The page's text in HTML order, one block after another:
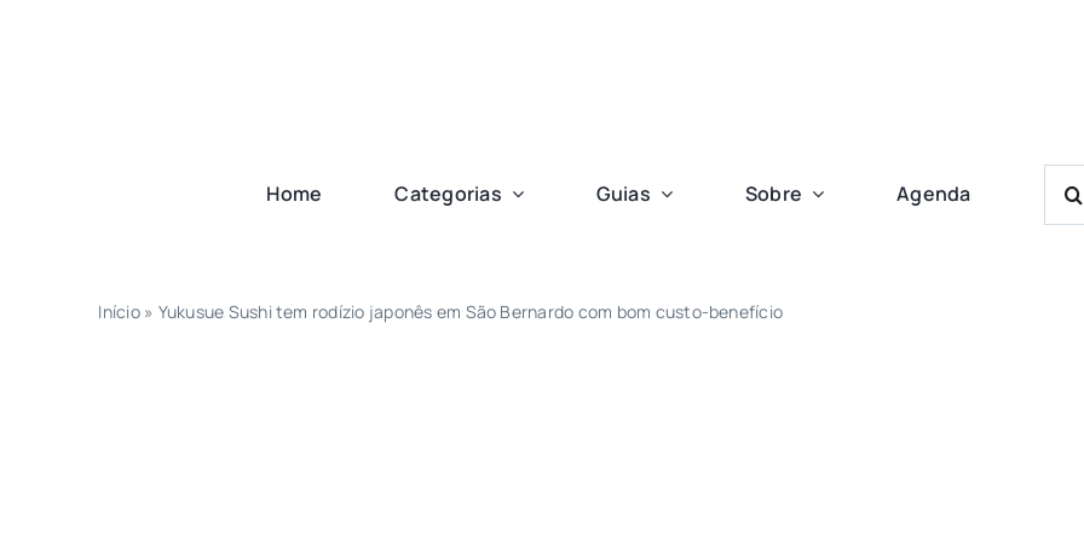
Home Categorias Guias Sobre Agenda
Início» Yukusue Sushi tem rodízio japonês em São Bernardo com bom custo-benefício